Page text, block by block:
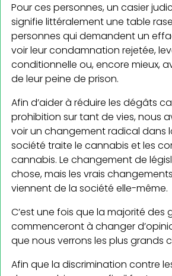
Pour ces personnes, un casier
signifie littéralement une table
personnes qui demandent un
voir leur condamnation rejetée,
conditionnelle ou, encore mieux,
de leur peine de prison.
Afin d’aider à réduire les dégâts
prohibition sur tant de vies, nous
voir un changement radical dans
société traite le cannabis et les
cannabis. Le changement de
chose, mais les vrais
viennent de la société elle-même.
C’est une fois que la majorité des
commenceront à changer
que nous verrons les plus grands
Afin que la discrimination contre